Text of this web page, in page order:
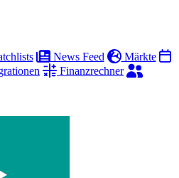
News Feed
Märkte
Finanzrechner